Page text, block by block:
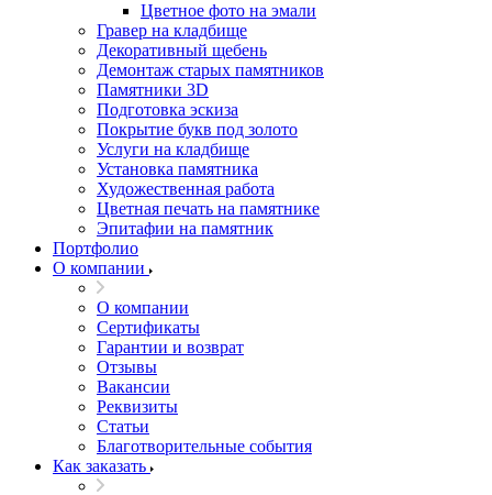
Цветное фото на эмали
Гравер на кладбище
Декоративный щебень
Демонтаж старых памятников
Памятники 3D
Подготовка эскиза
Покрытие букв под золото
Услуги на кладбище
Установка памятника
Художественная работа
Цветная печать на памятнике
Эпитафии на памятник
Портфолио
О компании
О компании
Сертификаты
Гарантии и возврат
Отзывы
Вакансии
Реквизиты
Статьи
Благотворительные события
Как заказать